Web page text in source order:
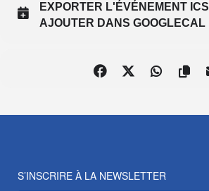
EXPORTER L'ÉVÉNEMENT ICS
AJOUTER DANS GOOGLECAL
S’INSCRIRE À LA NEWSLETTER